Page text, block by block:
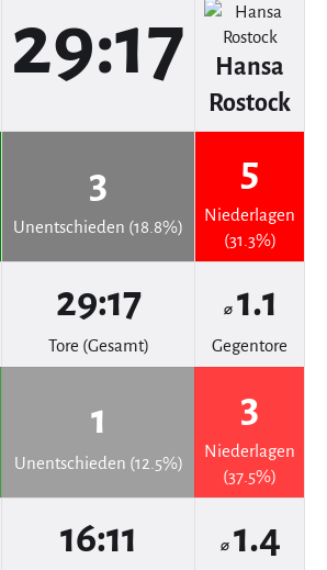
29:17
Hansa
Rostock
3
Unentschieden (18.8%)
5
Niederlagen
(31.3%)
29:17
Tore (Gesamt)
⌀ 1.1
Gegentore
1
Unentschieden (12.5%)
3
Niederlagen
(37.5%)
16:11 ⌀ 1.4